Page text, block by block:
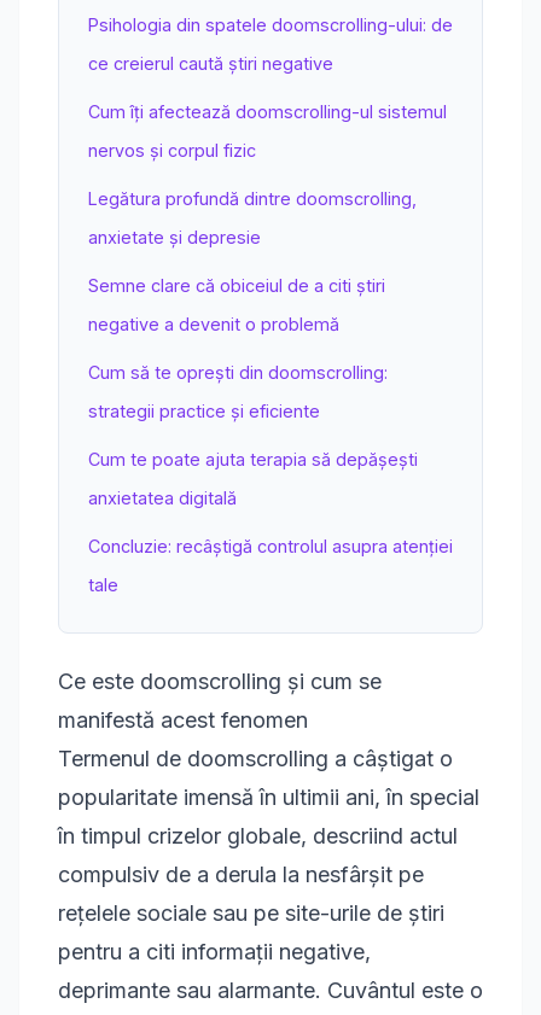
Psihologia din spatele doomscrolling-ului: de
ce creierul caută știri negative
Cum îți afectează doomscrolling-ul sistemul
nervos și corpul fizic
Legătura profundă dintre doomscrolling,
anxietate și depresie
Semne clare că obiceiul de a citi știri
negative a devenit o problemă
Cum să te oprești din doomscrolling:
strategii practice și eficiente
Cum te poate ajuta terapia să depășești
anxietatea digitală
Concluzie: recâștigă controlul asupra atenției
tale
Ce este doomscrolling și cum se
manifestă acest fenomen
Termenul de doomscrolling a câștigat o
popularitate imensă în ultimii ani, în special
în timpul crizelor globale, descriind actul
compulsiv de a derula la nesfârșit pe
rețelele sociale sau pe site-urile de știri
pentru a citi informații negative,
deprimante sau alarmante. Cuvântul este o